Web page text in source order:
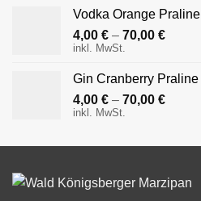
Vodka Orange Praline
4,00 € – 70,00 €
inkl. MwSt.
Gin Cranberry Praline
4,00 € – 70,00 €
inkl. MwSt.